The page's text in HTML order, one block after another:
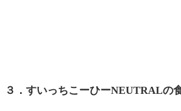
３．すいっちこーひーNEUTRALの